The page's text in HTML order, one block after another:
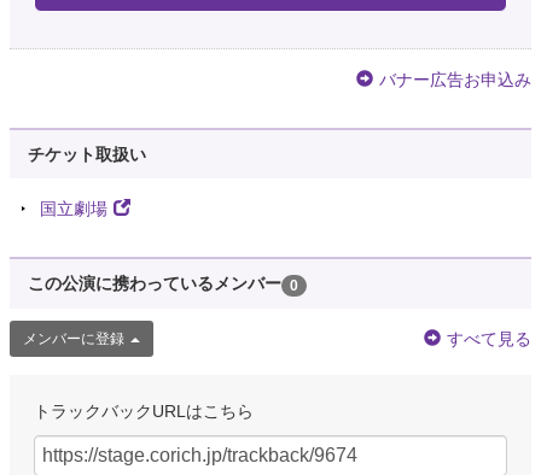
バナー広告お申込み
チケット取扱い
国立劇場
この公演に携わっているメンバー 0
メンバーに登録 すべて見る
トラックバックURLはこちら